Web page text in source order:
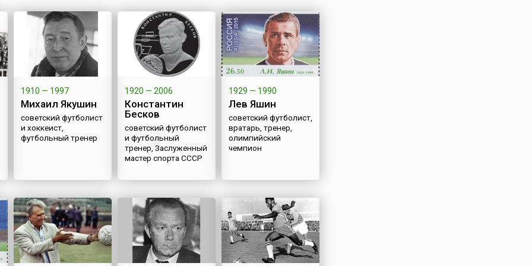
что
Российский студенческий
спортивный союз, которая
была поддержана
Международной
федерацией студенческого
спорта (FISU), а затем и
установлена ЮНЕСКО. За...
Олимпийских игр в Токио,
сопровождала не только
Олимпиаду, но стала и
многолетним спортивным
гимном. А государстве...
1910 — 1997
Михаил Якушин
советский футболист
и хоккеист,
футбольный тренер
1920 — 2006
Константин
Бесков
советский футболист
и футбольный
тренер, Заслуженный
мастер спорта СССР
1929 — 1990
Лев Яшин
советский футболист,
вратарь, тренер,
олимпийский
чемпион